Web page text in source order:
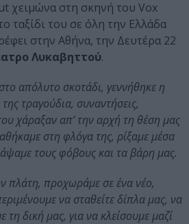
χειμώνα στη σκηνή του Vox
ταξίδι του σε όλη την Ελλάδα
στην Αθήνα, την Δευτέρα 22
Λυκαβηττού.
απόλυτο σκοτάδι, γεννήθηκε η
τραγούδια, συναντήσεις,
χάραξαν απ’ την αρχή τη θέση μας
στη φλόγα της, ρίξαμε μέσα
τους φόβους και τα βάρη μας.
πλάτη, προχωράμε σε ένα νέο,
να σταθείτε δίπλα μας, να
δική μας, για να κλείσουμε μαζί